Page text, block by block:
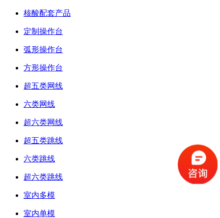
核酸配套产品
定制操作台
弧形操作台
方形操作台
超五类网线
六类网线
超六类网线
超五类跳线
六类跳线
超六类跳线
室内多模
室内单模